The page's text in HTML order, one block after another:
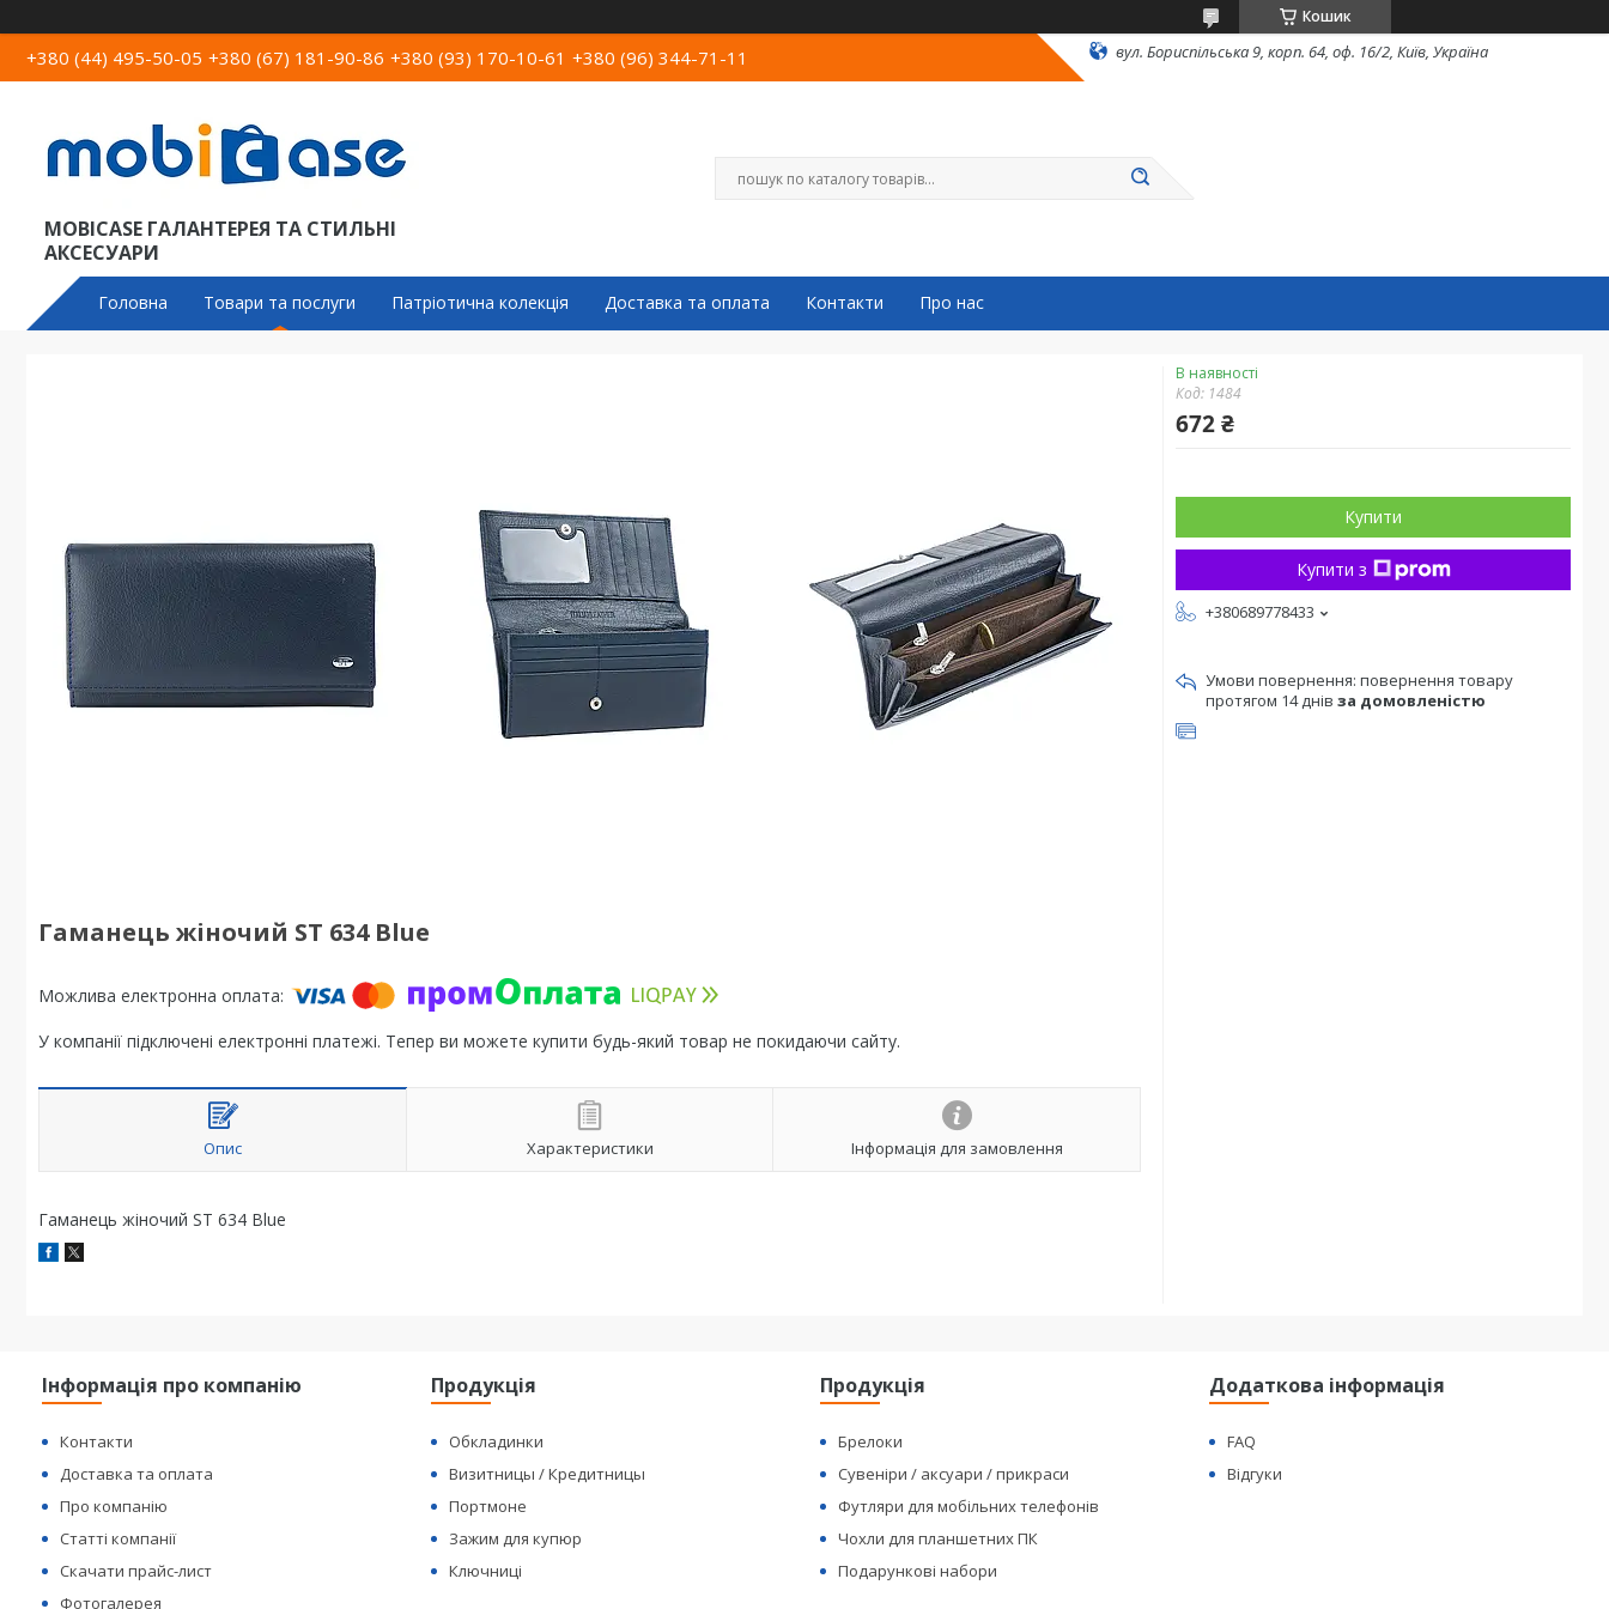
Кошик
+380 (44) 495-50-05 +380 (67) 181-90-86 +380 (93) 170-10-61 +380 (96) 344-71-11 вул. Бориспільська 9, корп. 64, оф. 16/2, Київ, Україна
MOBICASE ГАЛАНТЕРЕЯ ТА СТИЛЬНІ
АКСЕСУАРИ
Головна Товари та послуги Патріотична колекція Доставка та оплата Контакти Про нас
Гаманець жіночий ST 634 Blue
У компанії підключені електронні платежі. Тепер ви можете купити будь-який товар не покидаючи сайту.
Опис Характеристики Інформація для замовлення
Гаманець жіночий ST 634 Blue
В наявності
Код: 1484
672 ₴
Купити
Купити з
+380689778433
повернення товару
протягом 14 днів за домовленістю
Інформація про компанію
Контакти
Доставка та оплата
Про компанію
Статті компанії
Скачати прайс-лист
Фотогалерея
Продукція
Обкладинки
Визитницы / Кредитницы
Портмоне
Зажим для купюр
Ключниці
Продукція
Брелоки
Сувеніри / аксуари / прикраси
Футляри для мобільних телефонів
Чохли для планшетних ПК
Подарункові набори
Додаткова інформація
FAQ
Відгуки